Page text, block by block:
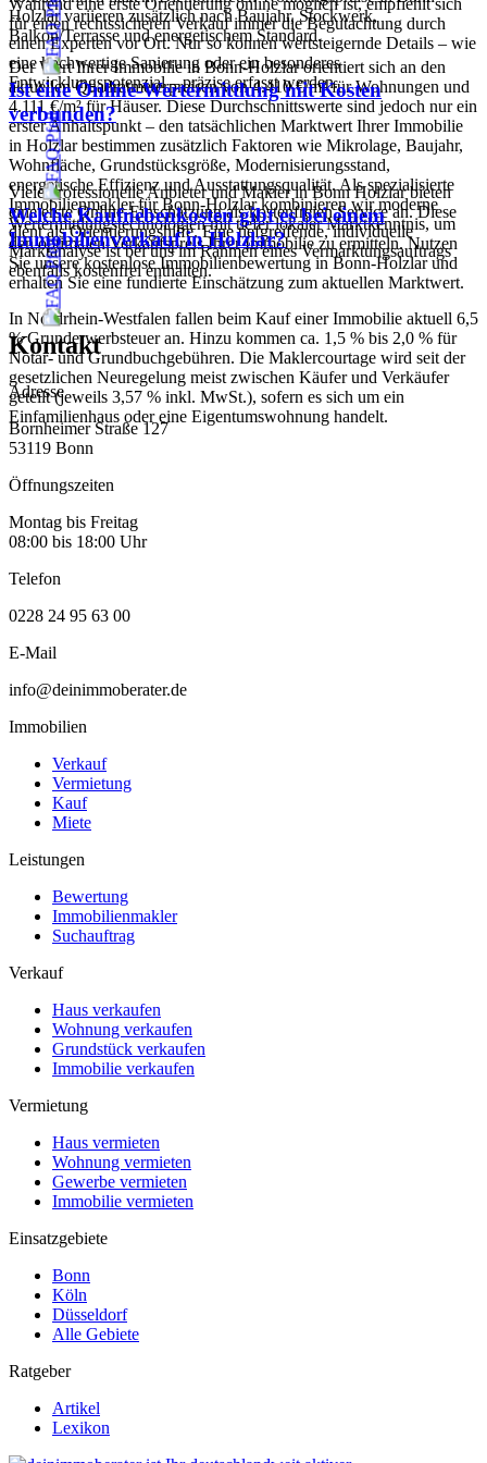
Holzlar variieren zusätzlich nach Baujahr, Stockwerk,
Balkon/Terrasse und energetischem Standard.
Während eine erste Orientierung online möglich ist, empfiehlt sich
für einen rechtssicheren Verkauf immer die Begutachtung durch
einen Experten vor Ort. Nur so können wertsteigernde Details – wie
eine hochwertige Sanierung oder ein besonderes
Entwicklungspotenzial – präzise erfasst werden.
Der Wert Ihrer Immobilie in Bonn-Holzlar orientiert sich an den
aktuellen Quadratmeterpreisen von 4.410 €/m² für Wohnungen und
4.111 €/m² für Häuser. Diese Durchschnittswerte sind jedoch nur ein
erster Anhaltspunkt – den tatsächlichen Marktwert Ihrer Immobilie
in Holzlar bestimmen zusätzlich Faktoren wie Mikrolage, Baujahr,
Wohnfläche, Grundstücksgröße, Modernisierungsstand,
energetische Effizienz und Ausstattungsqualität. Als spezialisierte
Immobilienmakler für Bonn-Holzlar kombinieren wir moderne
Wertermittlungstechnologien mit tiefer lokaler Marktkenntnis, um
den optimalen Verkaufspreis Ihrer Immobilie zu ermitteln. Nutzen
Sie unsere kostenlose Immobilienbewertung in Bonn-Holzlar und
erhalten Sie eine fundierte Einschätzung zum aktuellen Marktwert.
Ist eine Online-Wertermittlung mit Kosten
verbunden?
Viele professionelle Anbieter und Makler in Bonn Holzlar bieten
eine erste Online-Einschätzung als kostenfreien Service an. Diese
dient als Orientierungshilfe. Eine tiefgreifende, individuelle
Marktanalyse ist bei uns im Rahmen eines Vermarktungsauftrags
ebenfalls kostenfrei enthalten.
Welche Kaufnebenkosten gibt es bei einem
Immobilienverkauf in Holzlar?
In Nordrhein-Westfalen fallen beim Kauf einer Immobilie aktuell 6,5
% Grunderwerbsteuer an. Hinzu kommen ca. 1,5 % bis 2,0 % für
Notar- und Grundbuchgebühren. Die Maklercourtage wird seit der
gesetzlichen Neuregelung meist zwischen Käufer und Verkäufer
geteilt (jeweils 3,57 % inkl. MwSt.), sofern es sich um ein
Einfamilienhaus oder eine Eigentumswohnung handelt.
Kontakt
Adresse
Bornheimer Straße 127
53119 Bonn
Öffnungszeiten
Montag bis Freitag
08:00 bis 18:00 Uhr
Telefon
0228 24 95 63 00
E-Mail
info@deinimmoberater.de
Immobilien
Verkauf
Vermietung
Kauf
Miete
Leistungen
Bewertung
Immobilienmakler
Suchauftrag
Verkauf
Haus verkaufen
Wohnung verkaufen
Grundstück verkaufen
Immobilie verkaufen
Vermietung
Haus vermieten
Wohnung vermieten
Gewerbe vermieten
Immobilie vermieten
Einsatzgebiete
Bonn
Köln
Düsseldorf
Alle Gebiete
Ratgeber
Artikel
Lexikon